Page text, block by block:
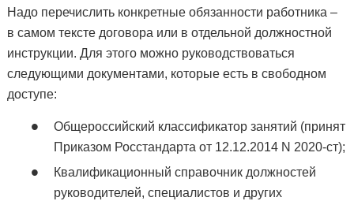
Надо перечислить конкретные обязанности работника –
в самом тексте договора или в отдельной должностной
инструкции. Для этого можно руководствоваться
следующими документами, которые есть в свободном
доступе:
Общероссийский классификатор занятий (принят
Приказом Росстандарта от 12.12.2014 N 2020-ст);
Квалификационный справочник должностей
руководителей, специалистов и других